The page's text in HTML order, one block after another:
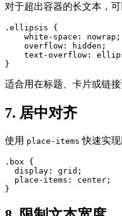
对于超出容器的长文本，
.ellipsis {
white-space: nowrap;
overflow: hidden;
text-overflow:
}
适合用在标题、卡片或链接
7. 居中对齐
使用 place-items 快速实现
.box {
display: grid;
place-items: center;
}